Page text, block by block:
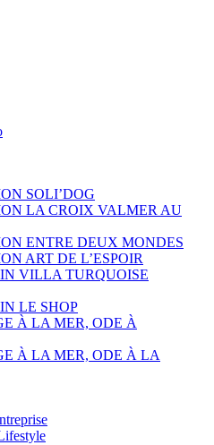
SOLI’DOG
LA CROIX VALMER AU
ENTRE DEUX MONDES
ART DE L’ESPOIR
VILLA TURQUOISE
LE SHOP
À LA MER, ODE À
À LA MER, ODE À LA